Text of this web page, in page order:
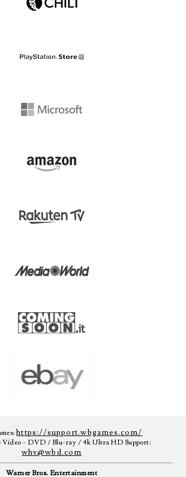
https://support.wbgames.com/
Video - DVD / Blu-ray / 4k Ultra HD Support:
whv@wbd.com
Warner Bros. Entertainment